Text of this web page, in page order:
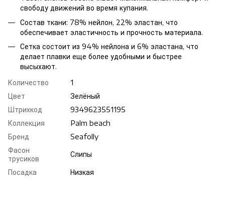
свободу движений во время купания.
Состав ткани: 78% нейлон, 22% эластан, что
обеспечивает эластичность и прочность материала.
Сетка состоит из 94% нейлона и 6% эластана, что
делает плавки еще более удобными и быстрее
высыхают.
Количество
1
Цвет
Зелёный
Штрихкод
9349623551195
Коллекция
Palm beach
Бренд
Seafolly
Фасон
трусиков
Слипы
Посадка Низкая